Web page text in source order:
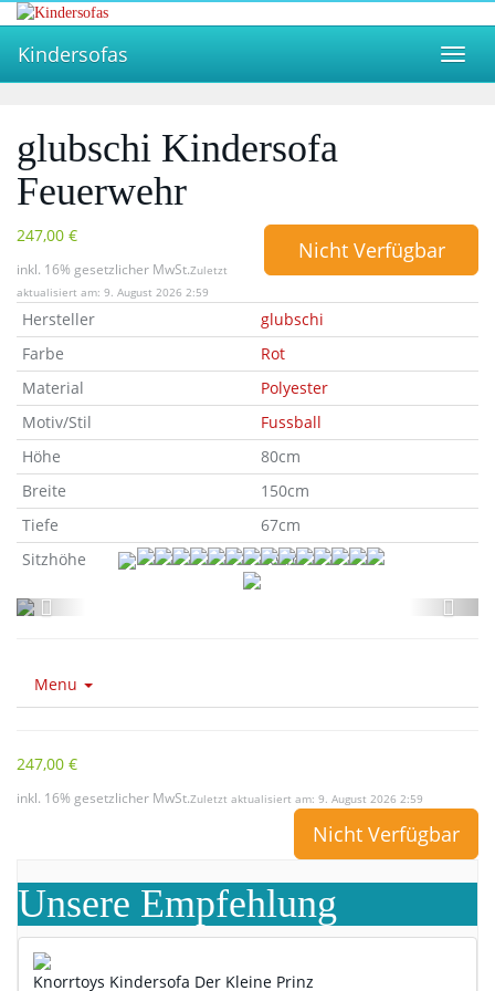
Skip
to
mainKindersofas
glubschi Kindersofa
Feuerwehr
247,00 €
inkl. 16% gesetzlicher MwSt.Zuletzt
aktualisiert am: 9. August 2026 2:59
Nicht Verfügbar
Hersteller
glubschi
Farbe
Rot
Material
Polyester
Motiv/Stil
Fussball
Höhe
80cm
Breite
150cm
Tiefe
67cm
Sitzhöhe
30cm
Menu
247,00 €
inkl. 16% gesetzlicher MwSt.Zuletzt aktualisiert am: 9. August 2026 2:59
Nicht Verfügbar
Unsere Empfehlung
Knorrtoys Kindersofa Der Kleine Prinz